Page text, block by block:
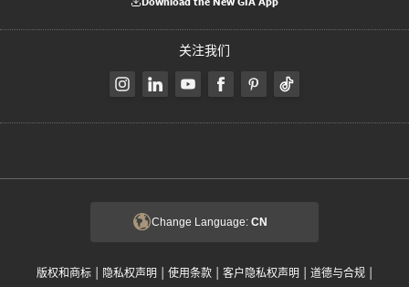
关注我们
Change Language: CN
版权和商标 | 隐私权声明 | 使用条款 | 客户隐私权声明 | 道德与合规 |